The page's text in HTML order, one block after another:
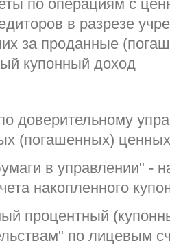
по операциям с
в разрезе
за проданные
купонный доход
доверительному
(погашенных)
в управлении" -
накопленного
процентный
по лицевым